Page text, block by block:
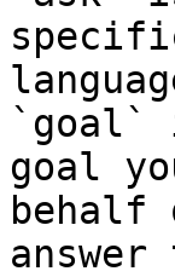
`goal`
goal